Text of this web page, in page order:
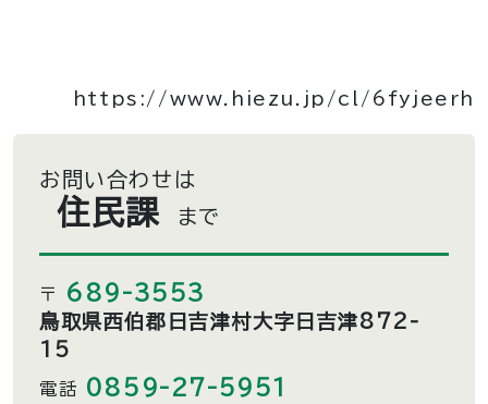
https://www.hiezu.jp/cl/6fyjeerh
お問い合わせは
住民課 まで
〒 689-3553
鳥取県西伯郡日吉津村大字日吉津872-
15
電話 0859-27-5951